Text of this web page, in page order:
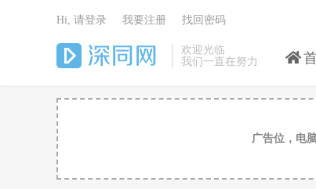
欢迎光临
我们一直在努力
Hi, 请登录 我要注册 找回密码
广告位，电